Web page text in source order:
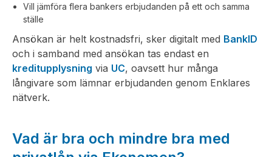
Vill jämföra flera bankers erbjudanden på ett och samma
ställe
Ansökan är helt kostnadsfri, sker digitalt med BankID
och i samband med ansökan tas endast en
kreditupplysning via UC, oavsett hur många
långivare som lämnar erbjudanden genom Enklares
nätverk.
Vad är bra och mindre bra med